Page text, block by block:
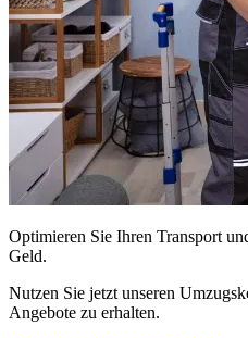
Optimieren Sie Ihren Transport
Geld.
Nutzen Sie jetzt unseren
Angebote zu erhalten.